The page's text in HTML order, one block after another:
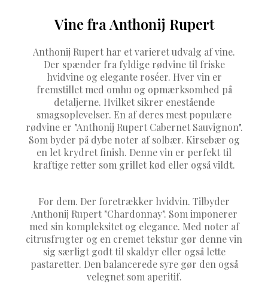
Vine fra Anthonij Rupert
Anthonij Rupert har et varieret udvalg af vine.
Der spænder fra fyldige rødvine til friske
hvidvine og elegante roséer. Hver vin er
fremstillet med omhu og opmærksomhed på
detaljerne. Hvilket sikrer enestående
smagsoplevelser. En af deres mest populære
rødvine er "Anthonij Rupert Cabernet Sauvignon".
Som byder på dybe noter af solbær. Kirsebær og
en let krydret finish. Denne vin er perfekt til
kraftige retter som grillet kød eller også vildt.
For dem. Der foretrækker hvidvin. Tilbyder
Anthonij Rupert "Chardonnay". Som imponerer
med sin kompleksitet og elegance. Med noter af
citrusfrugter og en cremet tekstur gør denne vin
sig særligt godt til skaldyr eller også lette
pastaretter. Den balancerede syre gør den også
velegnet som aperitif.